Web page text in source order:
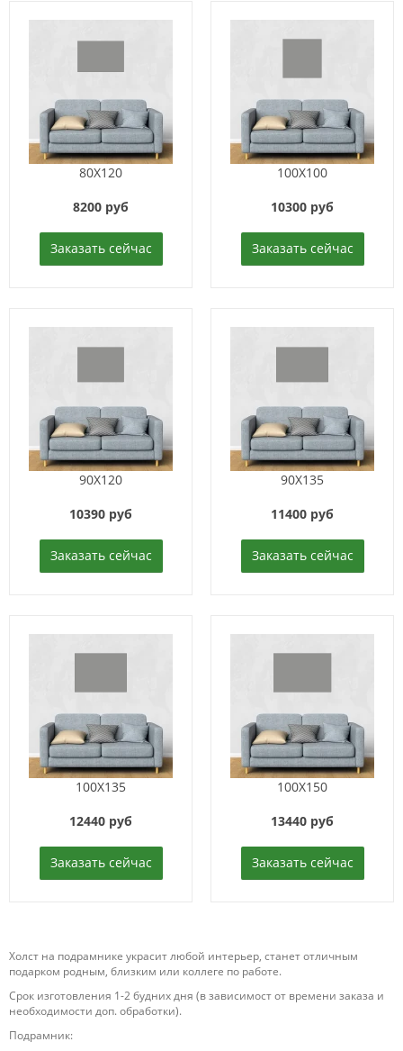
80X120
8200 руб
Заказать сейчас
100X100
10300 руб
Заказать сейчас
90X120
10390 руб
Заказать сейчас
90X135
11400 руб
Заказать сейчас
100X135
12440 руб
Заказать сейчас
100X150
13440 руб
Заказать сейчас
Холст на подрамнике украсит любой интерьер, станет отличным
подарком родным, близким или коллеге по работе.
Срок изготовления 1-2 будних дня (в зависимост от времени заказа и
необходимости доп. обработки).
Подрамник: